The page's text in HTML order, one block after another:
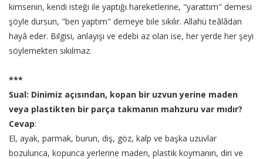
kimsenin, kendi isteği ile yaptığı hareketlerine, "yarattım" demesi
şöyle dursun, "ben yaptım" demeye bile sıkılır. Allahü teâlâdan
hayâ eder. Bilgisi, anlayışı ve edebi az olan ise, her yerde her şeyi
söylemekten sıkılmaz.
***
Sual: Dinimiz açısından, kopan bir uzvun yerine maden
veya plastikten bir parça takmanın mahzuru var mıdır?
Cevap:
El, ayak, parmak, burun, diş, göz, kalp ve başka uzuvlar
bozulunca, kopunca yerlerine maden, plastik koymanın, diri ve